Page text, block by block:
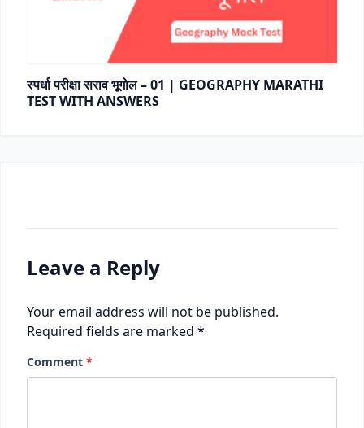
स्पर्धा परीक्षा सराव भूगोल – 01 | GEOGRAPHY MARATHI
TEST WITH ANSWERS
Leave a Reply
Your email address will not be published.
Required fields are marked *
Comment *